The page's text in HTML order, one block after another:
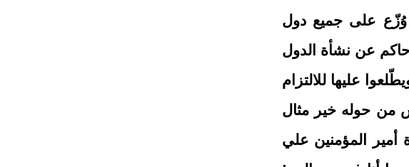
وُزّع على جميع دول
حاكم عن نشأة الدول
عليها للالتزام
من حوله خير مثال
المؤمنين علي